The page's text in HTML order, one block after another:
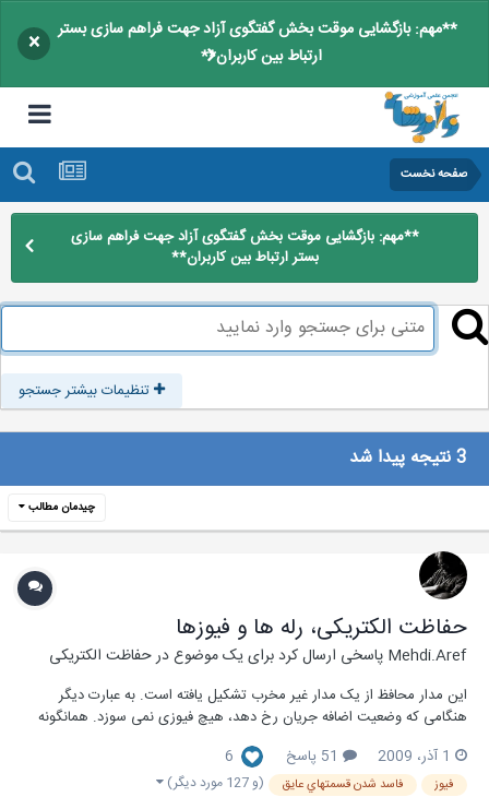
**مهم: بازگشایی موقت بخش گفتگوی آزاد جهت فراهم سازی بستر
ارتباط بین کاربران**
×
صفحه نخست
**مهم: بازگشایی موقت بخش گفتگوی آزاد جهت فراهم سازی
بستر ارتباط بین کاربران**
تنظیمات بیشتر جستجو
چیدمان مطالب
حفاظت الکتریکی، رله ها و فیوزها
Mehdi.Arefپاسخی ارسال کرد برای یک موضوع درحفاظت الکتریکی
این مدار محافظ از یک مدار غیر مخرب تشکیل یافته است. به عبارت دیگر
هنگامی که وضعیت اضافه جریان رخ دهد، هیچ فیوزی نمی سوزد. همانگونه
پیش تعیین شده افزایش یابد، یک رله ولتاژ اعمالی به بار را قطع می کند. افت
ولتاژ روی R به جریان عبوری...
1 آذر، 2009 51 پاسخ 6
فیوز فاسد شدن قسمتهاي عايق (و 127 مورد دیگر)